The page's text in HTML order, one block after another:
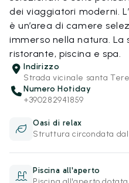
dei viaggiatori moderni.
è un’area di camere
immerso nella natura.
ristorante, piscina e spa.
Indirizzo
Strada vicinale santa
Numero Hotiday
+390282941859
Oasi di relax
Struttura circondata
Piscina all'aperto